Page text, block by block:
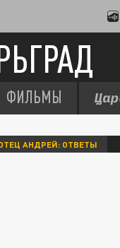
ФИЛЬМЫ
АНДРЕЙ: ОТВЕТЫ